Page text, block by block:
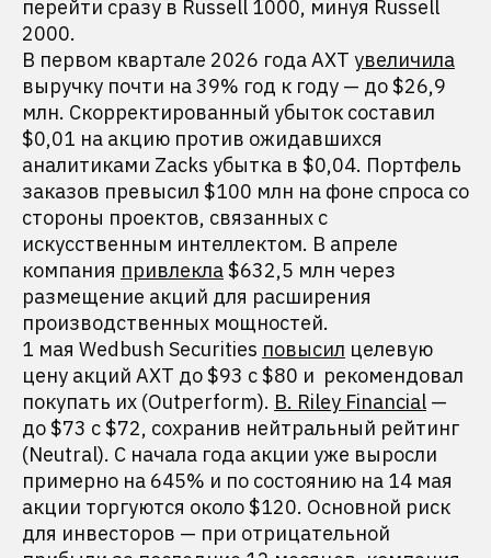
перейти сразу в Russell 1000, минуя Russell
2000.
В первом квартале 2026 года AXT увеличила
выручку почти на 39% год к году — до $26,9
млн. Скорректированный убыток составил
$0,01 на акцию против ожидавшихся
аналитиками Zacks убытка в $0,04. Портфель
заказов превысил $100 млн на фоне спроса со
стороны проектов, связанных с
искусственным интеллектом. В апреле
компания привлекла$632,5 млн через
размещение акций для расширения
производственных мощностей.
1 мая Wedbush Securities повысил целевую
цену акций AXT до $93 с $80 и рекомендовал
покупать их (Outperform). B. Riley Financial —
до $73 с $72, сохранив нейтральный рейтинг
(Neutral). С начала года акции уже выросли
примерно на 645% и по состоянию на 14 мая
акции торгуются около $120. Основной риск
для инвесторов — при отрицательной